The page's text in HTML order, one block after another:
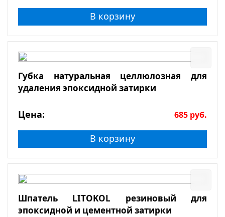
В корзину
Губка натуральная целлюлозная для
удаления эпоксидной затирки
Цена: 685 руб.
В корзину
Шпатель LITOKOL резиновый для
эпоксидной и цементной затирки